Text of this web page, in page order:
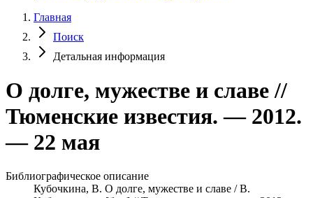
Главная
Поиск
Детальная информация
О долге, мужестве и славе //
Тюменские известия. — 2012.
— 22 мая
Библиографическое описание
Кубочкина, В. О долге, мужестве и славе / В.